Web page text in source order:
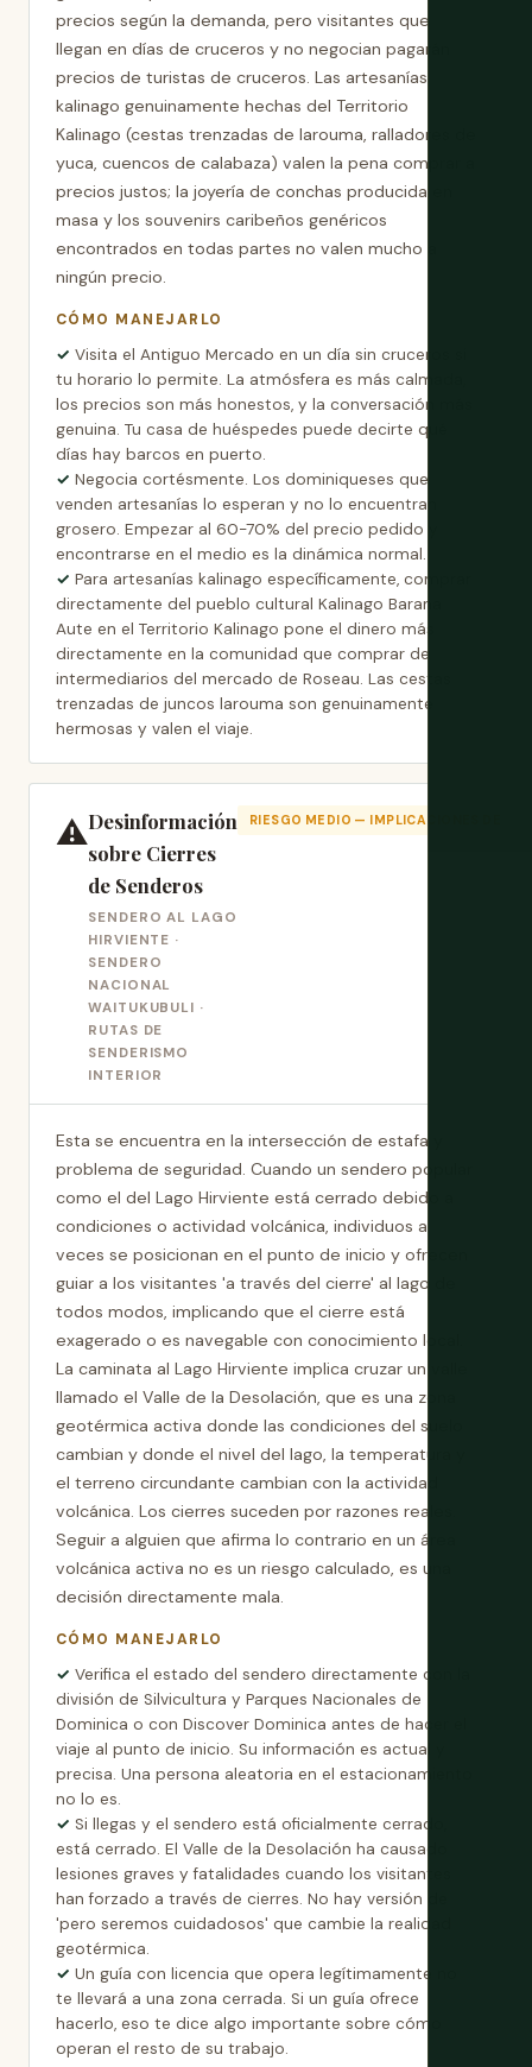
precios según la demanda, pero visitantes que
llegan en días de cruceros y no negocian pagarán
precios de turistas de cruceros. Las artesanías
kalinago genuinamente hechas del Territorio
Kalinago (cestas trenzadas de larouma, ralladores de
yuca, cuencos de calabaza) valen la pena comprar a
precios justos; la joyería de conchas producida en
masa y los souvenirs caribeños genéricos
encontrados en todas partes no valen mucho a
ningún precio.
CÓMO MANEJARLO
Visita el Antiguo Mercado en un día sin cruceros si
tu horario lo permite. La atmósfera es más calmada,
los precios son más honestos, y la conversación más
genuina. Tu casa de huéspedes puede decirte qué
días hay barcos en puerto.
Negocia cortésmente. Los dominiqueses que
venden artesanías lo esperan y no lo encuentran
grosero. Empezar al 60-70% del precio pedido y
encontrarse en el medio es la dinámica normal.
Para artesanías kalinago específicamente, comprar
directamente del pueblo cultural Kalinago Barana
Aute en el Territorio Kalinago pone el dinero más
directamente en la comunidad que comprar de
intermediarios del mercado de Roseau. Las cestas
trenzadas de juncos larouma son genuinamente
hermosas y valen el viaje.
⚠️Desinformación
sobre Cierres
de Senderos
SENDERO AL LAGO
HIRVIENTE ·
SENDERO
NACIONAL
WAITUKUBULI ·
RUTAS DE
SENDERISMO
INTERIOR
RIESGO MEDIO — IMPLICACIONES DE
Esta se encuentra en la intersección de estafa y
problema de seguridad. Cuando un sendero popular
como el del Lago Hirviente está cerrado debido a
condiciones o actividad volcánica, individuos a
veces se posicionan en el punto de inicio y ofrecen
guiar a los visitantes 'a través del cierre' al lago de
todos modos, implicando que el cierre está
exagerado o es navegable con conocimiento local.
La caminata al Lago Hirviente implica cruzar un valle
llamado el Valle de la Desolación, que es una zona
geotérmica activa donde las condiciones del suelo
cambian y donde el nivel del lago, la temperatura y
el terreno circundante cambian con la actividad
volcánica. Los cierres suceden por razones reales.
Seguir a alguien que afirma lo contrario en un área
volcánica activa no es un riesgo calculado, es una
decisión directamente mala.
CÓMO MANEJARLO
Verifica el estado del sendero directamente con la
división de Silvicultura y Parques Nacionales de
Dominica o con Discover Dominica antes de hacer el
viaje al punto de inicio. Su información es actual y
precisa. Una persona aleatoria en el estacionamiento
no lo es.
Si llegas y el sendero está oficialmente cerrado,
está cerrado. El Valle de la Desolación ha causado
lesiones graves y fatalidades cuando los visitantes
han forzado a través de cierres. No hay versión de
'pero seremos cuidadosos' que cambie la realidad
geotérmica.
Un guía con licencia que opera legítimamente no
te llevará a una zona cerrada. Si un guía ofrece
hacerlo, eso te dice algo importante sobre cómo
operan el resto de su trabajo.